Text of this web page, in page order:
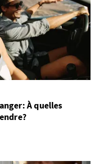
À quelles